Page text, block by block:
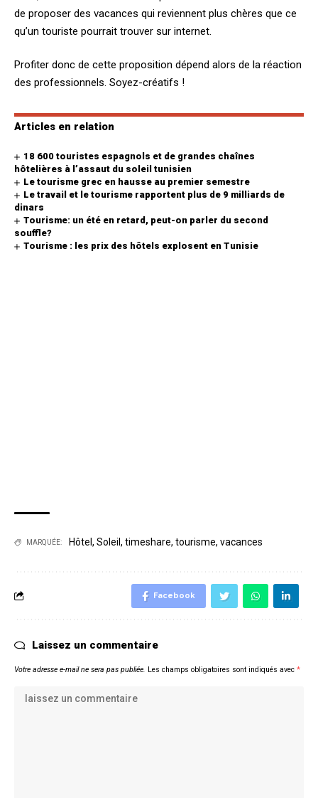
de proposer des vacances qui reviennent plus chères que ce
qu’un touriste pourrait trouver sur internet.
Profiter donc de cette proposition dépend alors de la réaction
des professionnels. Soyez-créatifs !
Articles en relation
18 600 touristes espagnols et de grandes chaînes
hôtelières à l’assaut du soleil tunisien
Le tourisme grec en hausse au premier semestre
Le travail et le tourisme rapportent plus de 9 milliards de
dinars
Tourisme: un été en retard, peut-on parler du second
souffle?
Tourisme : les prix des hôtels explosent en Tunisie
MARQUÉE: Hôtel , Soleil , timeshare, tourisme, vacances
Facebook
Laissez un commentaire
Votre adresse e-mail ne sera pas publiée. Les champs obligatoires sont indiqués avec *